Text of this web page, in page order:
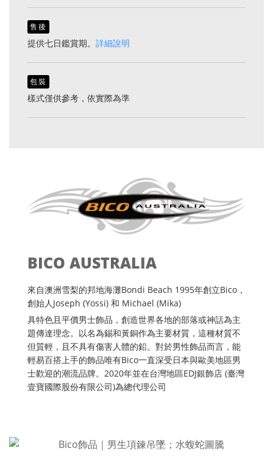
售後
提供七日鑑賞期。 詳細說明
包裝
樣式僅供參考，依實際為準
BICO AUSTRALIA
來自澳洲雪梨的邦地海灘Bondi Beach 1995年創立Bico，
創始人Joseph (Yossi) 和 Michael (Mika)
具特色且平價男士飾品，創造世界各地的部落或神話為主
題傳達理念。以名為錫和黃銅作為主要材質，這種材質不
但質輕，且不具有傷害人體的鉛。對於男性飾品而言，能
輕易百搭上手的飾品唯有Bico一直深受日本與歐美地區男
士歡迎的潮流品牌。2020年並在台灣地區EDJ銀飾店 (臺灣
壹寶國際股份有限公司)為總代理公司